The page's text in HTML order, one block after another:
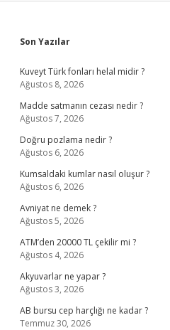
Sidebar
Son Yazılar
Kuveyt Türk fonları helal midir ?
Ağustos 8, 2026
Madde satmanın cezası nedir ?
Ağustos 7, 2026
Doğru pozlama nedir ?
Ağustos 6, 2026
Kumsaldaki kumlar nasıl oluşur ?
Ağustos 6, 2026
Avniyat ne demek ?
Ağustos 5, 2026
ATM’den 20000 TL çekilir mi ?
Ağustos 4, 2026
Akyuvarlar ne yapar ?
Ağustos 3, 2026
AB bursu cep harçlığı ne kadar ?
Temmuz 30, 2026